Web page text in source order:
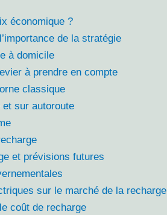
économique ?
de la stratégie
à domicile
à prendre en compte
classique
sur autoroute
et prévisions futures
sur le marché de la recharge
coût de recharge